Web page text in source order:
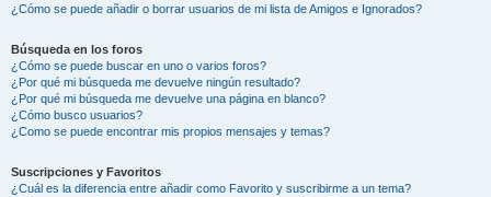
¿Cómo se puede añadir o borrar usuarios de mi lista de Amigos e Ignorados?
Búsqueda en los foros
¿Cómo se puede buscar en uno o varios foros?
¿Por qué mi búsqueda me devuelve ningún resultado?
¿Por qué mi búsqueda me devuelve una página en blanco?
¿Cómo busco usuarios?
¿Como se puede encontrar mis propios mensajes y temas?
Suscripciones y Favoritos
¿Cuál es la diferencia entre añadir como Favorito y suscribirme a un tema?